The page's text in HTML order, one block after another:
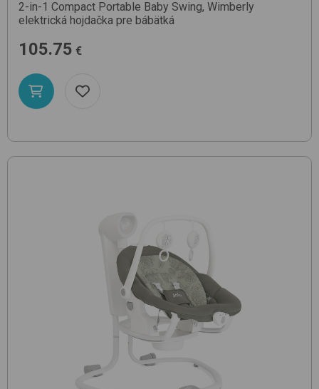
2-in-1 Compact Portable Baby Swing, Wimberly
elektrická hojdačka pre bábätká
105.75 €